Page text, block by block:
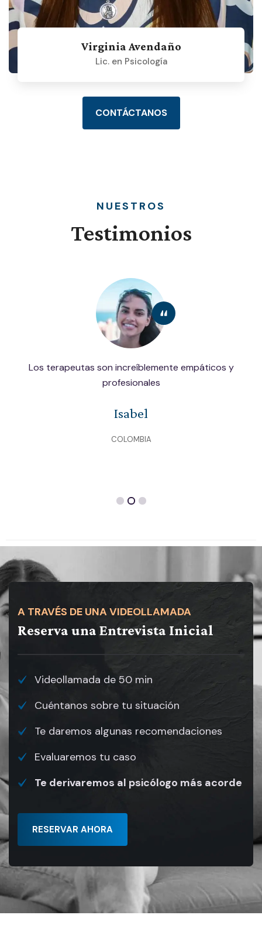
Virginia Avendaño
Lic. en Psicología
CONTÁCTANOS
NUESTROS
Testimonios
Los terapeutas son increíblemente empáticos y
profesionales
Isabel
COLOMBIA
A TRAVÉS DE UNA VIDEOLLAMADA
Reserva una Entrevista Inicial
Videollamada de 50 min
Cuéntanos sobre tu situación
Te daremos algunas recomendaciones
Evaluaremos tu caso
Te derivaremos al psicólogo más acorde
RESERVAR AHORA